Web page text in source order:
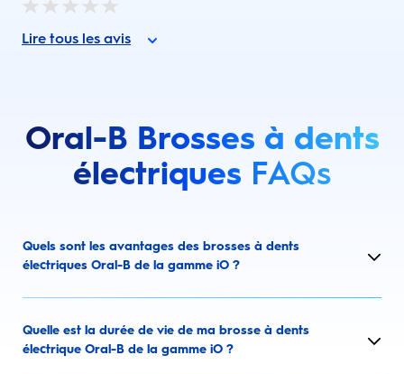
Lire tous les avis
Oral-B Brosses à dents
électriques FAQs
Quels sont les avantages des brosses à dents
électriques Oral-B de la gamme iO ?
Quelle est la durée de vie de ma brosse à dents
électrique Oral-B de la gamme iO ?